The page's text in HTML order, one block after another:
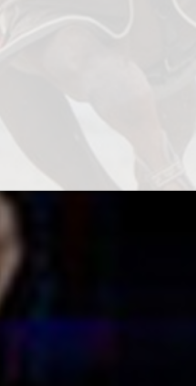
CSIO